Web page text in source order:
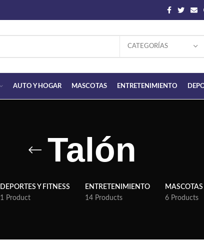
CATEGORÍAS
AUTO Y HOGAR MASCOTAS ENTRETENIMIENTO
Talón
DEPORTES Y FITNESS
1 Product
ENTRETENIMIENTO
14 Products
MASCOTAS
6 Products